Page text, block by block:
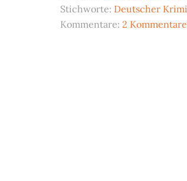
Stichworte: Deutscher Krimi
Kommentare: 2 Kommentare